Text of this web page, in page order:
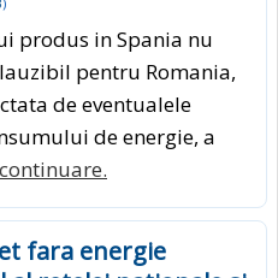
produs in Spania nu
pentru Romania,
de eventualele
de energie, a
fara energie